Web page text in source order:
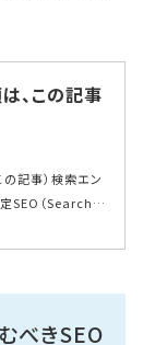
、この記事
記事）検索エン
SEO（Search E
べきSEO